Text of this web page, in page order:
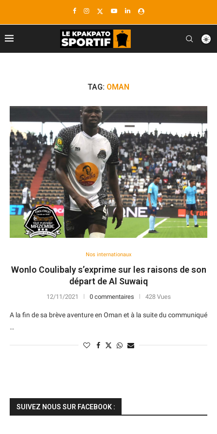
TAG: OMAN
Nos internationaux
Wonlo Coulibaly s’exprime sur les raisons de son
départ de Al Suwaiq
12/11/2021 0 commentaires 428 Vues
A la fin de sa brève aventure en Oman et à la suite du communiqué
…
SUIVEZ NOUS SUR FACEBOOK :